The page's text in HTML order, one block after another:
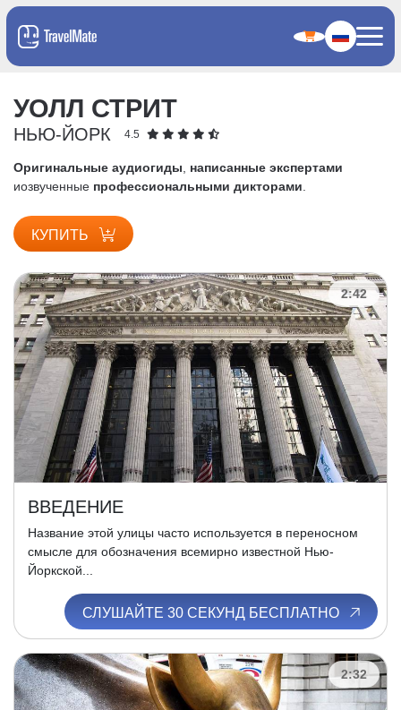
УОЛЛ СТРИТ
НЬЮ-ЙОРК 4.5
Оригинальные аудиогиды
написанные экспертами
иозвученные профессиональными дикторами
КУПИТЬ
2:42
ВВЕДЕНИЕ
Название этой улицы часто используется в переносном
смысле для обозначения всемирно известной Нью-
Йоркской...
СЛУШАЙТЕ 30 СЕКУНД БЕСПЛАТНО
2:32